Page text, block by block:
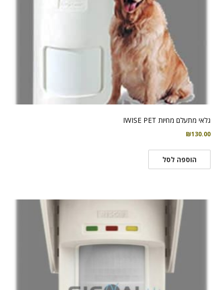
גלאי מתעלם מחיות IWISE PET
₪130.00
הוספה לסל